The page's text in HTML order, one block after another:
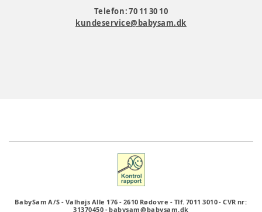
Telefon: 70 11 30 10
kundeservice@babysam.dk
BabySam A/S - Valhøjs Alle 176 - 2610 Rødovre - Tlf. 7011 3010-CVR nr:
31370450 -babysam@babysam.dk